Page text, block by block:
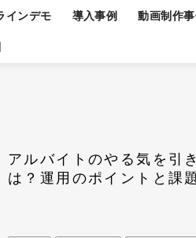
インデモ 導入事例 動画制作事
アルバイトのやる気を引
は？運用のポイントと課